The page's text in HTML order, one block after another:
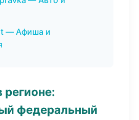
— Афиша и
регионе:
федеральный